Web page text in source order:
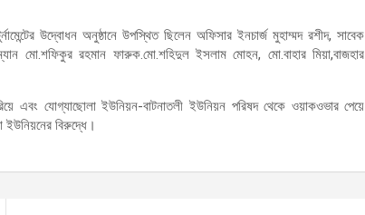
উদ্বোধন অনুষ্ঠানে উপস্থিত ছিলেন অফিসার ইনচার্জ মুহাম্মদ রশীদ, সাবেক
মো.শফিকুর রহমান ফারুক.মো.শহিদুল ইসলাম মোহন, মো.বাহার মিয়া,বাজহার
এবং যোগ্যাছোলা ইউনিয়ন-বাটনাতলী ইউনিয়ন পরিষদ থেকে ওয়াকওভার পেয়ে
ইউনিয়নের বিরুদ্ধে।